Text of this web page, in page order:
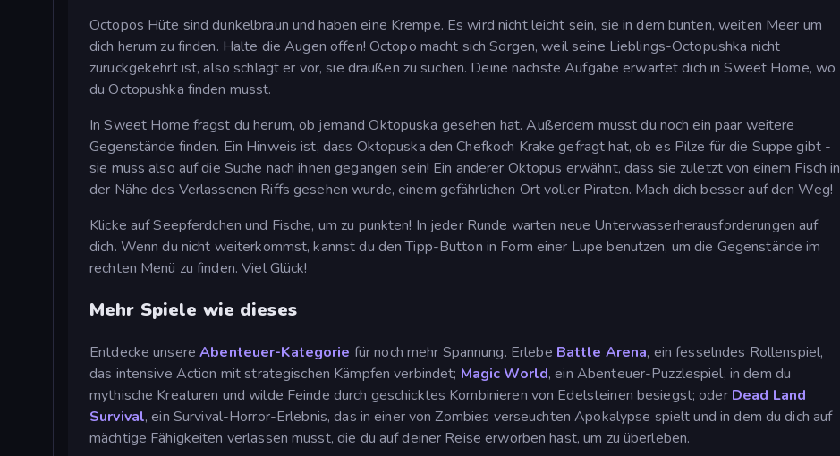
Octopos Hüte sind dunkelbraun und haben eine Krempe. Es wird nicht leicht sein, sie in dem bunten, weiten Meer um
dich herum zu finden. Halte die Augen offen! Octopo macht sich Sorgen, weil seine Lieblings-Octopushka nicht
zurückgekehrt ist, also schlägt er vor, sie draußen zu suchen. Deine nächste Aufgabe erwartet dich in Sweet Home, wo
du Octopushka finden musst.
In Sweet Home fragst du herum, ob jemand Oktopuska gesehen hat. Außerdem musst du noch ein paar weitere
Gegenstände finden. Ein Hinweis ist, dass Oktopuska den Chefkoch Krake gefragt hat, ob es Pilze für die Suppe gibt -
sie muss also auf die Suche nach ihnen gegangen sein! Ein anderer Oktopus erwähnt, dass sie zuletzt von einem Fisch in
der Nähe des Verlassenen Riffs gesehen wurde, einem gefährlichen Ort voller Piraten. Mach dich besser auf den Weg!
Klicke auf Seepferdchen und Fische, um zu punkten! In jeder Runde warten neue Unterwasserherausforderungen auf
dich. Wenn du nicht weiterkommst, kannst du den Tipp-Button in Form einer Lupe benutzen, um die Gegenstände im
rechten Menü zu finden. Viel Glück!
Mehr Spiele wie dieses
Entdecke unsereAbenteuer-Kategorie für noch mehr Spannung. Erlebe Battle Arena, ein fesselndes Rollenspiel,
das intensive Action mit strategischen Kämpfen verbindet; Magic World, ein Abenteuer-Puzzlespiel, in dem du
mythische Kreaturen und wilde Feinde durch geschicktes Kombinieren von Edelsteinen besiegst; oder Dead Land
Survival, ein Survival-Horror-Erlebnis, das in einer von Zombies verseuchten Apokalypse spielt und in dem du dich auf
mächtige Fähigkeiten verlassen musst, die du auf deiner Reise erworben hast, um zu überleben.